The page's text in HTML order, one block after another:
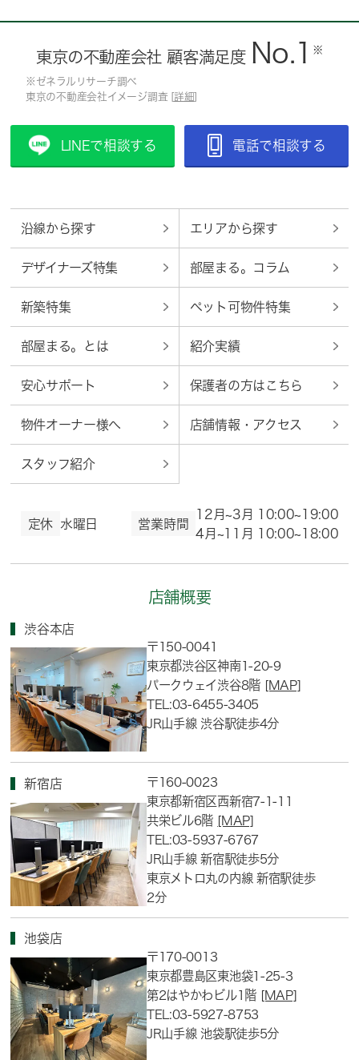
東京の不動産会社 顧客満足度 No.1 ※
※ゼネラルリサーチ調べ
東京の不動産会社イメージ調査 [ 詳細
LINEで相談する 電話で相談する
沿線から探す エリアから探す
デザイナーズ特集 部屋まる。コラム
新築特集 ペット可物件特集
部屋まる。とは 紹介実績
安心サポート 保護者の方はこちら
物件オーナー様へ 店舗情報・アクセス
スタッフ紹介
定休 水曜日 営業時間
12月~3月 10:00~19:00
4月~11月 10:00~18:00
店舗概要
渋谷本店
〒150-0041
東京都渋谷区神南1-20-9
パークウェイ渋谷8階 [MAP]
TEL:03-6455-3405
JR山手線 渋谷駅徒歩4分
新宿店
〒160-0023
東京都新宿区西新宿7-1-11
共栄ビル6階 [MAP]
TEL:03-5937-6767
JR山手線 新宿駅徒歩5分
東京メトロ丸の内線 新宿駅徒歩
2分
池袋店
〒170-0013
東京都豊島区東池袋1-25-3
第2はやかわビル1階 [MAP]
TEL:03-5927-8753
JR山手線 池袋駅徒歩5分